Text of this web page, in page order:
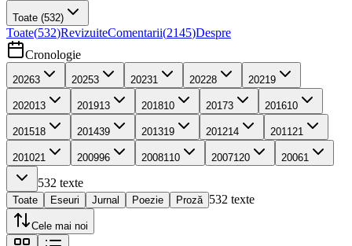
Toate (532)
Toate(532)RevizuiteComentarii(2145)Despre
Cronologie
20263 20253 20231 20228 2021 9
202013 201913 201810 20173 201610
201518 201439 201319 201214 2011 21
201021 200996 2008110 2007120 20061
532 texte
Toate Eseuri Jurnal Poezie Proză 532 texte
Cele mai noi